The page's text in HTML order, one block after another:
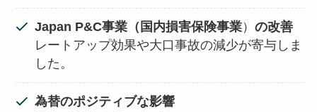
Japan P&C事業（国内損害保険事業）の改善
レートアップ効果や大口事故の減少が寄与しま
した。
為替のポジティブな影響